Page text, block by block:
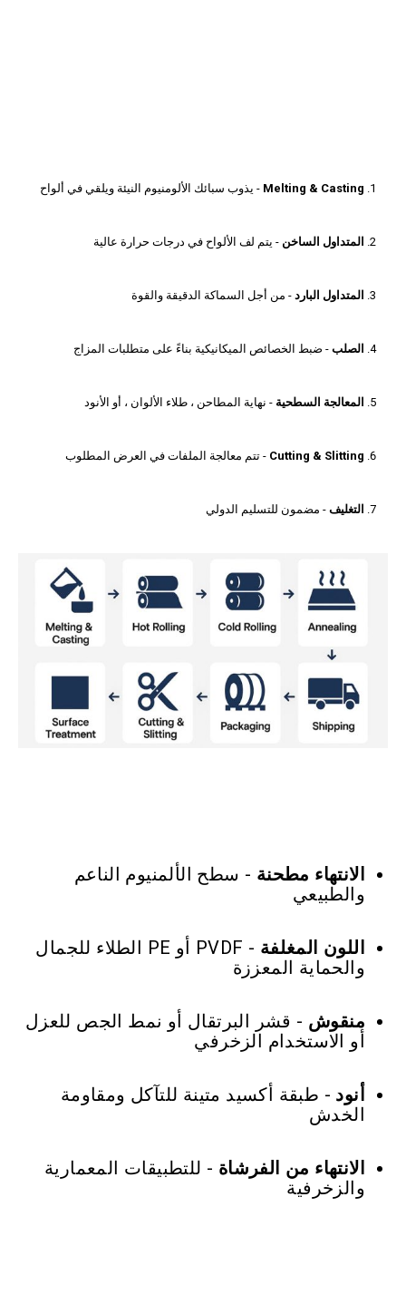
Melting & Casting - يذوب سبائك الألومنيوم النيئة ويلقي في ألواح
المتداول الساخن - يتم لف الألواح في درجات حرارة عالية
المتداول البارد - من أجل السماكة الدقيقة والقوة
الصلب - ضبط الخصائص الميكانيكية بناءً على متطلبات المزاج
المعالجة السطحية - نهاية المطاحن ، طلاء الألوان ، أو الأنود
Cutting & Slitting - تتم معالجة الملفات في العرض المطلوب
التغليف - مضمون للتسليم الدولي
الانتهاء مطحنة - سطح الألمنيوم الناعم
والطبيعي
اللون المغلفة
- PVDF أو PE الطلاء للجمال
والحماية المعززة
منقوش - قشر البرتقال أو نمط الجص للعزل
أو الاستخدام الزخرفي
أنود - طبقة أكسيد متينة للتآكل ومقاومة
الخدش
الانتهاء من الفرشاة - للتطبيقات المعمارية
والزخرفية